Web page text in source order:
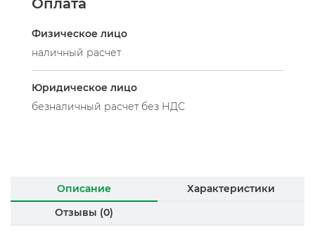
Оплата
Физическое лицо
наличный расчет
Юридическое лицо
безналичный расчет без НДС
Описание
Характеристики
Отзывы (0)